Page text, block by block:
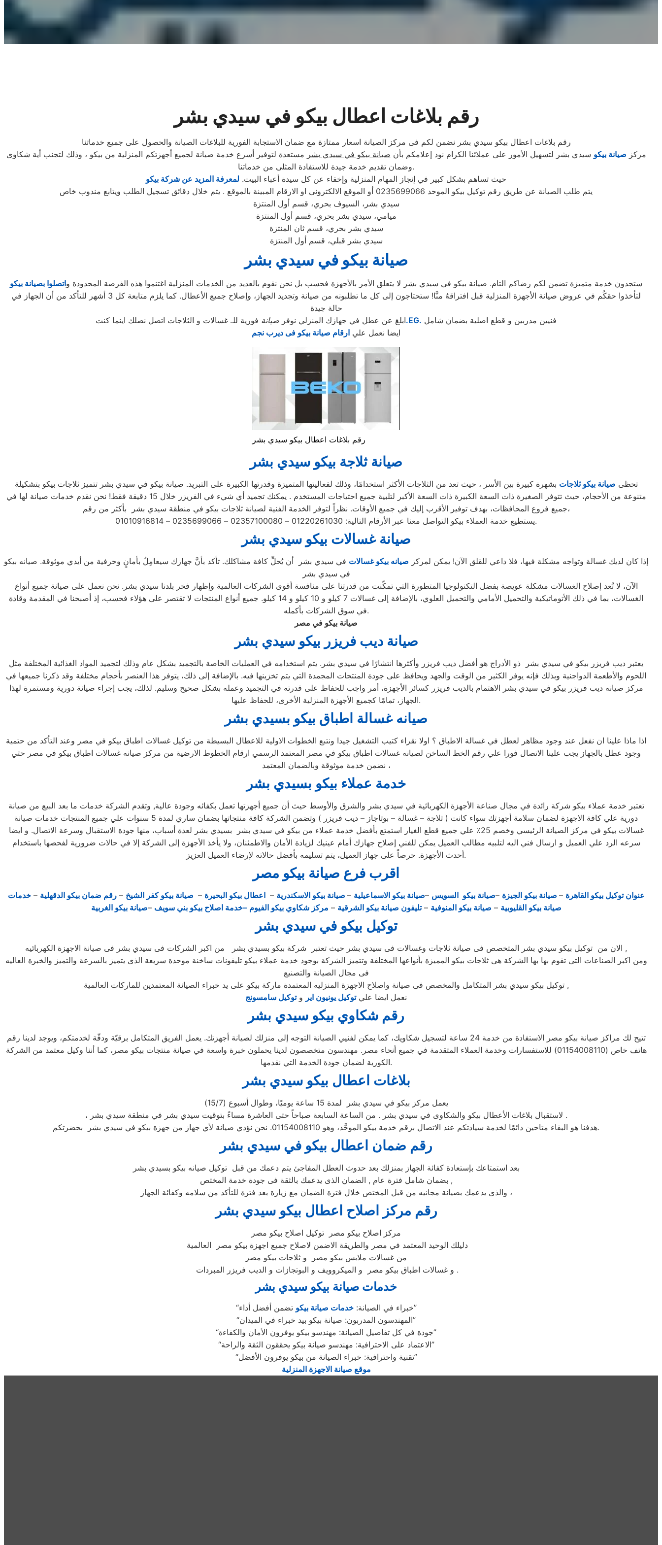
رقم بلاغات اعطال بيكو في سيدي بشر
رقم بلاغات اعطال بيكو سيدي بشر نضمن لكم فى مركز الصيانة اسعار ممتازة مع ضمان الاستجابة الفورية للبلاغات الصيانة والحصول على جميع خدماتنا
مركز صيانة بيكو سيدي بشر لتسهيل الأمور على عملائنا الكرام نود إعلامكم بأن صيانة بيكو في سيدي بشر مستعدة لتوفير أسرع خدمة صيانة لجميع أجهزتكم المنزلية من بيكو ، وذلك لتجنب أية شكاوى
وضمان تقديم خدمة جيدة للاستفادة المثلى من خدماتنا.
حيث تساهم بشكل كبير في إنجاز المهام المنزلية وإخفاء عن كل سيدة أعباء البيت. لمعرفة المزيد عن شركة بيكو
يتم طلب الصيانة عن طريق رقم توكيل بيكو الموحد 0235699066 أو الموقع الالكترونى او الارقام المبينة بالموقع . يتم خلال دقائق تسجيل الطلب ويتابع مندوب خاص
سيدي بشر، السيوف بحري، قسم أول المنتزة
ميامي، سيدي بشر بحري، قسم أول المنتزة
سيدي بشر بحري، قسم ثان المنتزة
سيدي بشر قبلي، قسم أول المنتزة
صيانة بيكو في سيدي بشر
ستجدون خدمة متميزة تضمن لكم رضاكم التام. صيانة بيكو في سيدي بشر لا يتعلق الأمر بالأجهزة فحسب بل نحن نقوم بالعديد من الخدمات المنزلية اغتنموا هذه الفرصة المحدودة واتصلوا بصيانة بيكو
لتأخذوا حقكُم في عروض صيانة الأجهزة المنزلية قبل افتراقهُ منَّا! ستحتاجون إلى كل ما تطلبونه من صيانة وتجديد الجهاز، وإصلاح جميع الأعطال. كما يلزم متابعة كل 3 أشهر للتأكد من أن الجهاز في
حالة جيدة
ابلغ عن عطل في جهازك المنزلي نوفر صيانة فورية للـ غسالات و الثلاجات اتصل نصلك اينما كنت .EG. فنيين مدربين و قطع اصلية بضمان شامل
ايضا نعمل علي ارقام صيانة بيكو فى ديرب نجم
رقم بلاغات اعطال بيكو سيدي بشر
صيانة ثلاجة بيكو سيدي بشر
تحظى صيانة بيكو ثلاجات بشهرة كبيرة بين الأسر ، حيث تعد من الثلاجات الأكثر استخدامًا، وذلك لفعاليتها المتميزة وقدرتها الكبيرة على التبريد. صيانة بيكو في سيدي بشر تتميز ثلاجات بيكو بتشكيلة
متنوعة من الأحجام، حيث تتوفر الصغيرة ذات السعة الكبيرة ذات السعة الأكبر لتلبية جميع احتياجات المستخدم . يمكنك تجميد أي شيء في الفريزر خلال 15 دقيقة فقط! نحن نقدم خدمات صيانة لها في
جميع فروع المحافظات، بهدف توفير الأقرب إليك في جميع الأوقات. نظراً لتوفر الخدمة الفنية لصيانة ثلاجات بيكو في منطقة سيدي بشر بأكثر من رقم،
يستطيع خدمة العملاء بيكو التواصل معنا عبر الأرقام التالية: 01220261030 – 02357100080 – 0235699066 – 01010916814.
صيانة غسالات بيكو سيدي بشر
إذا كان لديك غسالة وتواجه مشكلة فيها، فلا داعي للقلق الآن! يمكن لمركز صيانه بيكو غسالات في سيدي بشر أن يُحلِّ كافة مشاكلك. تأكد بأنَّ جهازك سيعامِلُ بأمانٍ وحرفية من أيدي موثوقة. صيانه بيكو
في سيدي بشر
الآن، لا تُعد إصلاح الغسالات مشكلة عويصة بفضل التكنولوجيا المتطورة التي تمكّنت من قدرتنا على منافسة أقوى الشركات العالمية وإظهار فخر بلدنا سيدي بشر. نحن نعمل على صيانة جميع أنواع
الغسالات، بما في ذلك الأتوماتيكية والتحميل الأمامي والتحميل العلوي، بالإضافة إلى غسالات 7 كيلو و 10 كيلو و 14 كيلو. جميع أنواع المنتجات لا تقتصر على هؤلاء فحسب، إذ أصبحنا في المقدمة وقادة
في سوق الشركات بأكمله.
صيانة بيكو في مصر
صيانة ديب فريزر بيكو سيدي بشر
يعتبر ديب فريزر بيكو في سيدي بشر ذو الأدراج هو أفضل ديب فريزر وأكثرها انتشارًا في سيدي بشر. يتم استخدامه في العمليات الخاصة بالتجميد بشكل عام وذلك لتجميد المواد الغذائية المختلفة مثل
اللحوم والأطعمة الدواجنية وبذلك فإنه يوفر الكثير من الوقت والجهد ويحافظ على جودة المنتجات المجمدة التي يتم تخزينها فيه. بالإضافة إلى ذلك، يتوفر هذا العنصر بأحجام مختلفة وقد ذكرنا جميعها في
مركز صيانه ديب فريزر بيكو في سيدي بشر الاهتمام بالديب فريزر كسائر الأجهزة، أمر واجب للحفاظ على قدرته في التجميد وعمله بشكل صحيح وسليم. لذلك، يجب إجراء صيانة دورية ومستمرة لهذا
الجهاز، تمامًا كجميع الأجهزة المنزلية الأخرى، للحفاظ عليها.
صيانه غسالة اطباق بيكو بسيدي بشر
اذا ماذا علينا ان نفعل عند وجود مظاهر لعطل في غسالة الاطباق ؟ اولا نقراء كتيب التشغيل جيدا ونتبع الخطوات الاولية للاعطال البسيطة من توكيل غسالات اطباق بيكو في مصر وعند التأكد من حتمية
وجود عطل بالجهاز يجب علينا الاتصال فورا علي رقم الخط الساخن لصيانه غسالات اطباق بيكو في مصر المعتمد الرسمي ارقام الخطوط الارضية من مركز صيانه غسالات اطباق بيكو في مصر حتي
نضمن خدمة موثوقة وبالضمان المعتمد ،
خدمة عملاء بيكو بسيدي بشر
تعتبر خدمة عملاء بيكو شركة رائدة في مجال صناعة الأجهزة الكهربائية في سيدي بشر والشرق والأوسط حيث أن جميع أجهزتها تعمل بكفائه وجودة عالية, وتقدم الشركة خدمات ما بعد البيع من صيانة
دورية علي كافة الاجهزة لضمان سلامة أجهزتك سواء كانت ( ثلاجة – غسالة – بوتاجاز – ديب فريزر ) وتضمن الشركة كافة منتجاتها بضمان ساري لمدة 5 سنوات علي جميع المنتجات خدمات صيانة
غسالات بيكو في مركز الصيانة الرئيسي وخصم 25٪ علي جميع قطع الغيار استمتع بأفضل خدمة عملاء من بيكو في سيدي بشر بسيدي بشر لعدة أسباب، منها جودة الاستقبال وسرعة الاتصال. و ايضا
سرعه الرد علي العميل و ارسال فني اليه لتلبيه مطالب العميل يمكن للفني إصلاح جهازك أمام عينيك لزيادة الأمان والاطمئنان، ولا يأخذ الأجهزة إلى الشركة إلا في حالات ضرورية لفحصها باستخدام
أحدث الأجهزة. حرصاً على جهاز العميل، يتم تسليمه بأفضل حالاته لإرضاء العميل العزيز.
اقرب فرع صيانة بيكو مصر
عنوان توكيل بيكو القاهرة – صيانة بيكو الجيزة –صيانة بيكو السويس –صيانة بيكو الاسماعيلية – صيانة بيكو الاسكندرية – اعطال بيكو البحيرة – صيانة بيكو كفر الشيخ –رقم ضمان بيكو الدقهلية –خدمات
صيانة بيكو القليوبية – صيانة بيكو المنوفية –تليفون صيانة بيكو الشرقية – مركز شكاوي بيكو الفيوم –خدمة اصلاح بيكو بني سويف –صيانة بيكو الغربية
توكيل بيكو في سيدي بشر
الان من توكيل بيكو سيدي بشر المتخصص فى صيانة ثلاجات وغسالات فى سيدي بشر حيث تعتبر شركة بيكو بسيدي بشر من اكبر الشركات فى سيدي بشر فى صيانة الاجهزة الكهربائيه ,
ومن اكبر الصناعات التى تقوم بها بها الشركة هى ثلاجات بيكو المميزة بأنواعها المختلفة وتتميز الشركة بوجود خدمة عملاء بيكو تليفونات ساخنة موحدة سريعة الذى يتميز بالسرعة والتميز والخبرة العاليه
فى مجال الصيانة والتصنيع
توكيل بيكو سيدي بشر المتكامل والمخصص فى صيانة واصلاح الاجهزة المنزليه المعتمدة ماركة بيكو على يد خبراء الصيانة المعتمدين للماركات العالمية ,
نعمل ايضا عليتوكيل يونيون اير وتوكيل سامسونج
رقم شكاوي بيكو سيدي بشر
تتيح لك مراكز صيانة بيكو مصر الاستفادة من خدمة 24 ساعة لتسجيل شكاويك، كما يمكن لفنيي الصيانة التوجه إلى منزلك لصيانة أجهزتك. يعمل الفريق المتكامل برقيّة ودقّة لخدمتكم، ويوجد لدينا رقم
هاتف خاص (01154008110) للاستفسارات وخدمة العملاء المتقدمة في جميع أنحاء مصر. مهندسون متخصصون لدينا يحملون خبرة واسعة في صيانة منتجات بيكو مصر، كما أننا وكيل معتمد من الشركة
الكورية لضمان جودة الخدمة التي نقدمها.
بلاغات اعطال بيكو سيدي بشر
يعمل مركز بيكو في سيدي بشر لمدة 15 ساعة يوميًا، وطوال أسبوع (15/7)
، لاستقبال بلاغات الأعطال بيكو والشكاوى في سيدي بشر . من الساعة السابعة صباحاً حتى العاشرة مساءً بتوقيت سيدي بشر في منطقة سيدي بشر .
هدفنا هو البقاء متاحين دائمًا لخدمة سيادتكم عند الاتصال برقم خدمة بيكو الموحَّد، وهو 01154008110. نحن نؤدي صيانة لأي جهاز من جهزة بيكو في سيدي بشر بحضرتكم.
رقم ضمان اعطال بيكو في سيدي بشر
بعد استمتاعك بإستعادة كفائة الجهاز بمنزلك بعد حدوث العطل المفاجئ يتم دعمك من قبل توكيل صيانه بيكو بسيدي بشر
بضمان شامل فترة عام , الضمان الذى يدعمك بالثقة فى جودة خدمة المختص ,
والذى يدعمك بصيانة مجانيه من قبل المختص خلال فترة الضمان مع زيارة بعد فترة للتأكد من سلامه وكفائة الجهاز ،
رقم مركز اصلاح اعطال بيكو سيدي بشر
مركز اصلاح بيكو مصر توكيل اصلاح بيكو مصر
دليلك الوحيد المعتمد في مصر والطريقة الاضمن لاصلاح جميع اجهزة بيكو مصر العالمية
من غسالات ملابس بيكو مصر و ثلاجات بيكو مصر
و غسالات اطباق بيكو مصر و الميكروويف و البوتجازات و الديب فريزر المبردات .
خدمات صيانة بيكو سيدي بشر
“خبراء في الصيانة:خدمات صيانة بيكو
تضمن أفضل أداء”
“المهندسون المدربون: صيانة بيكو بيد خبراء في الميدان”
“جودة في كل تفاصيل الصيانة: مهندسو بيكو يوفرون الأمان والكفاءة”
“الاعتماد على الاحترافية: مهندسو صيانة بيكو يحققون الثقة والراحة”
“تقنية واحترافية: خبراء الصيانة من بيكو يوفرون الأفضل”
موقع صيانة الاجهزة المنزلية